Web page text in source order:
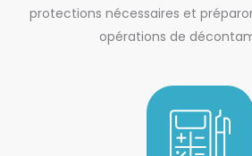
protections nécessaires et
opérations de